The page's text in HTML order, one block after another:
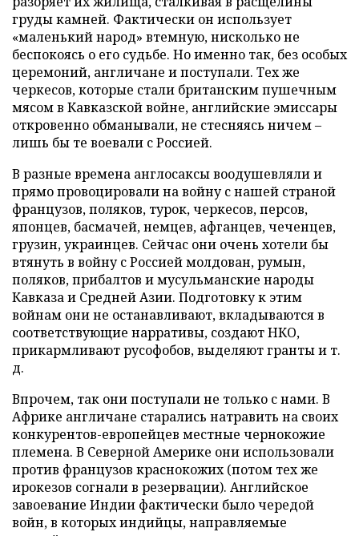
груды камней. Фактически он использует
«маленький народ» втемную, нисколько не
беспокоясь о его судьбе. Но именно так, без особых
церемоний, англичане и поступали. Тех же
черкесов, которые стали британским пушечным
мясом в Кавказской войне, английские эмиссары
откровенно обманывали, не стесняясь ничем –
лишь бы те воевали с Россией.
В разные времена англосаксы воодушевляли и
прямо провоцировали на войну с нашей страной
французов, поляков, турок, черкесов, персов,
японцев, басмачей, немцев, афганцев, чеченцев,
грузин, украинцев. Сейчас они очень хотели бы
втянуть в войну с Россией молдован, румын,
поляков, прибалтов и мусульманские народы
Кавказа и Средней Азии. Подготовку к этим
войнам они не останавливают, вкладываются в
соответствующие нарративы, создают НКО,
прикармливают русофобов, выделяют гранты и т.
д.
Впрочем, так они поступали не только с нами. В
Африке англичане старались натравить на своих
конкурентов-европейцев местные чернокожие
племена. В Северной Америке они использовали
против французов краснокожих (потом тех же
ирокезов согнали в резервации). Английское
завоевание Индии фактически было чередой
войн, в которых индийцы, направляемые